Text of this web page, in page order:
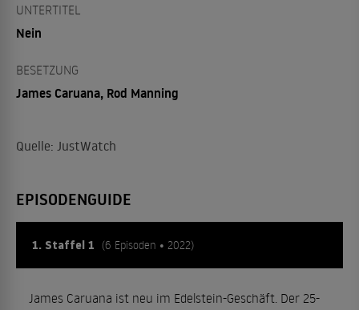
UNTERTITEL
Nein
BESETZUNG
James Caruana, Rod Manning
Quelle: JustWatch
EPISODENGUIDE
1. Staffel 1 (6 Episoden • 2022)
James Caruana ist neu im Edelstein-Geschäft. Der 25-